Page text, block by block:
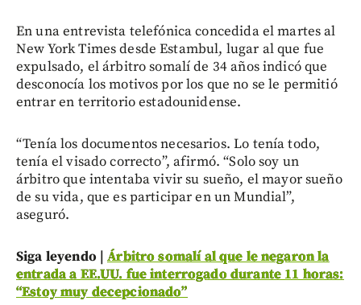
En una entrevista telefónica concedida el martes al
New York Times desde Estambul, lugar al que fue
expulsado, el árbitro somalí de 34 años indicó que
desconocía los motivos por los que no se le permitió
entrar en territorio estadounidense.
“Tenía los documentos necesarios. Lo tenía todo,
tenía el visado correcto”, afirmó. “Solo soy un
árbitro que intentaba vivir su sueño, el mayor sueño
de su vida, que es participar en un Mundial”,
aseguró.
Siga leyendo |Árbitro somalí al que le negaron la
entrada a EE.UU. fue interrogado durante 11 horas:
“Estoy muy decepcionado”